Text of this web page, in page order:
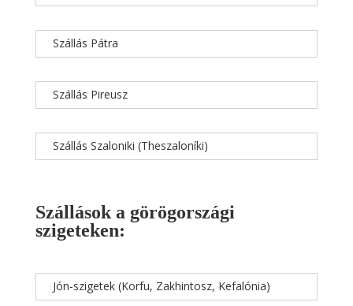
Szállás Pátra
Szállás Pireusz
Szállás Szaloniki (Theszaloníki)
Szállások a görögországi
szigeteken:
Jón-szigetek (Korfu, Zakhintosz, Kefalónia)